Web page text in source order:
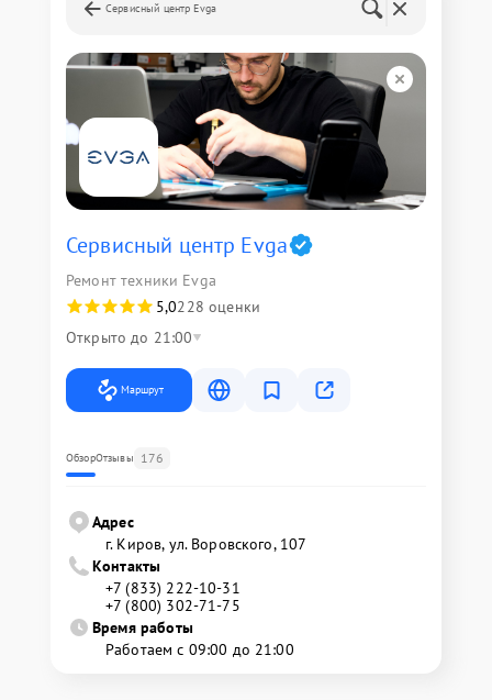
Сервисный центр Evga
Сервисный центр Evga
Ремонт техники Evga
5,0228 оценки
Открыто до 21:00
Маршрут
ОбзорОтзывы 176
Адрес
г. Киров, ул. Воровского, 107
Контакты
+7 (833) 222-10-31
+7 (800) 302-71-75
Время работы
Работаем с 09:00 до 21:00